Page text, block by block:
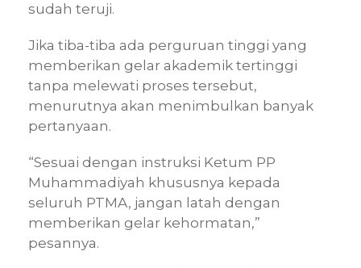
sudah teruji.
Jika tiba-tiba ada perguruan tinggi yang
memberikan gelar akademik tertinggi
tanpa melewati proses tersebut,
menurutnya akan menimbulkan banyak
pertanyaan.
“Sesuai dengan instruksi Ketum PP
Muhammadiyah khususnya kepada
seluruh PTMA, jangan latah dengan
memberikan gelar kehormatan,”
pesannya.